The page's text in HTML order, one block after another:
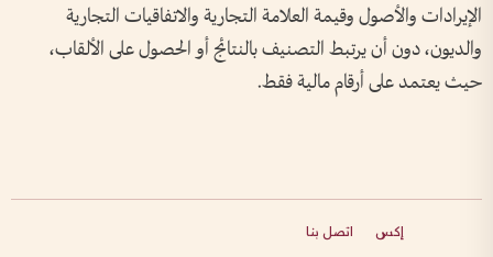
الإيرادات والأصول وقيمة العلامة التجارية والاتفاقيات التجارية
والديون، دون أن يرتبط التصنيف بالنتائج أو الحصول على الألقاب،
حيث يعتمد على أرقام مالية فقط.
إكس
اتصل بنا